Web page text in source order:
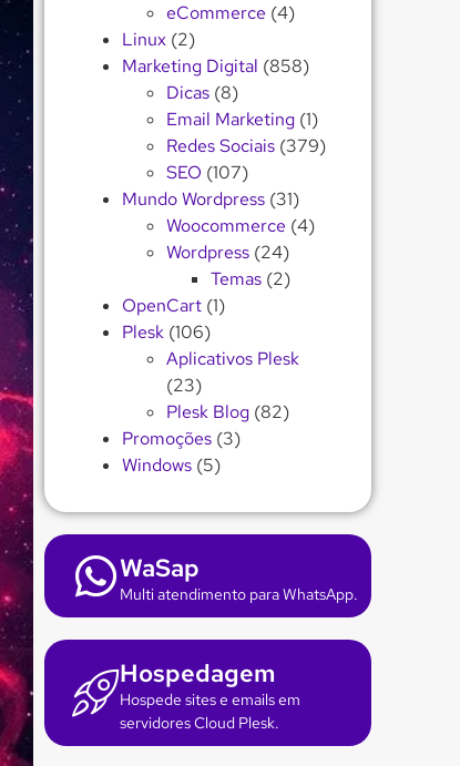
eCommerce (4)
Linux (2)
Marketing Digital (858)
Dicas (8)
Email Marketing (1)
Redes Sociais (379)
SEO (107)
Mundo Wordpress (31)
Woocommerce (4)
Wordpress (24)
Temas (2)
OpenCart (1)
Plesk (106)
Aplicativos Plesk
(23)
Plesk Blog (82)
Promoções (3)
Windows (5)
WaSap
Multi atendimento para WhatsApp.
Hospedagem
Hospede sites e emails em
servidores Cloud Plesk.